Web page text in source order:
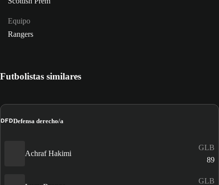
Equipo
Rangers
Futbolistas similares
DFDDefensa derecho/a
Achraf Hakimi
GLB
89
GLB